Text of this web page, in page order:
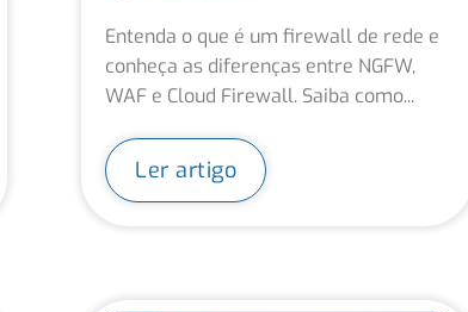
Entenda o que é um firewall de rede e
conheça as diferenças entre NGFW,
WAF e Cloud Firewall. Saiba como...
Ler artigo